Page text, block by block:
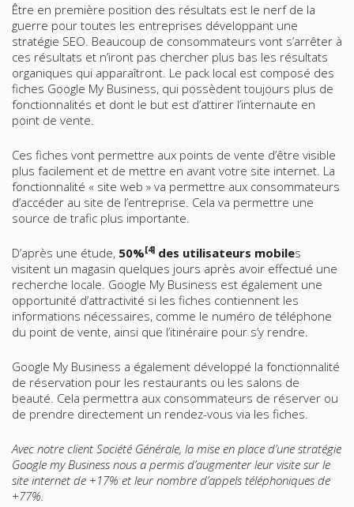
Être en première position des résultats est le nerf de la
guerre pour toutes les entreprises développant une
stratégie SEO. Beaucoup de consommateurs vont s’arrêter à
ces résultats et n’iront pas chercher plus bas les résultats
organiques qui apparaîtront. Le pack local est composé des
fiches Google My Business, qui possèdent toujours plus de
fonctionnalités et dont le but est d’attirer l’internaute en
point de vente.
Ces fiches vont permettre aux points de vente d’être visible
plus facilement et de mettre en avant votre site internet. La
fonctionnalité « site web » va permettre aux consommateurs
d’accéder au site de l’entreprise. Cela va permettre une
source de trafic plus importante.
D’après une étude, 50%[4] des utilisateurs mobiles
visitent un magasin quelques jours après avoir effectué une
recherche locale. Google My Business est également une
opportunité d’attractivité si les fiches contiennent les
informations nécessaires, comme le numéro de téléphone
du point de vente, ainsi que l’itinéraire pour s’y rendre.
Google My Business a également développé la fonctionnalité
de réservation pour les restaurants ou les salons de
beauté. Cela permettra aux consommateurs de réserver ou
de prendre directement un rendez-vous via les fiches.
Avec notre client Société Générale, la mise en place d’une stratégie
Google my Business nous a permis d’augmenter leur visite sur le
site internet de +17% et leur nombre d’appels téléphoniques de
+77%.